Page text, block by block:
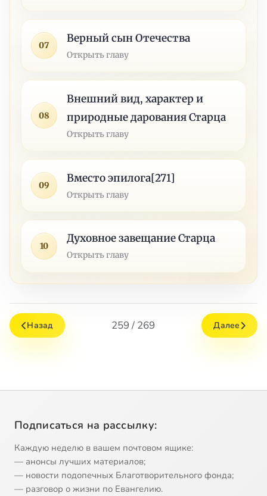
07
Верный сын Отечества
Открыть главу
08
Внешний вид, характер и
природные дарования Старца
Открыть главу
09
Вместо эпилога[271]
Открыть главу
10
Духовное завещание Старца
Открыть главу
Назад 259 / 269 Далее
Подписаться на рассылку:
Каждую неделю в вашем почтовом ящике:
— анонсы лучших материалов;
— новости подопечных Благотворительного фонда;
— разговор о жизни по Евангелию.